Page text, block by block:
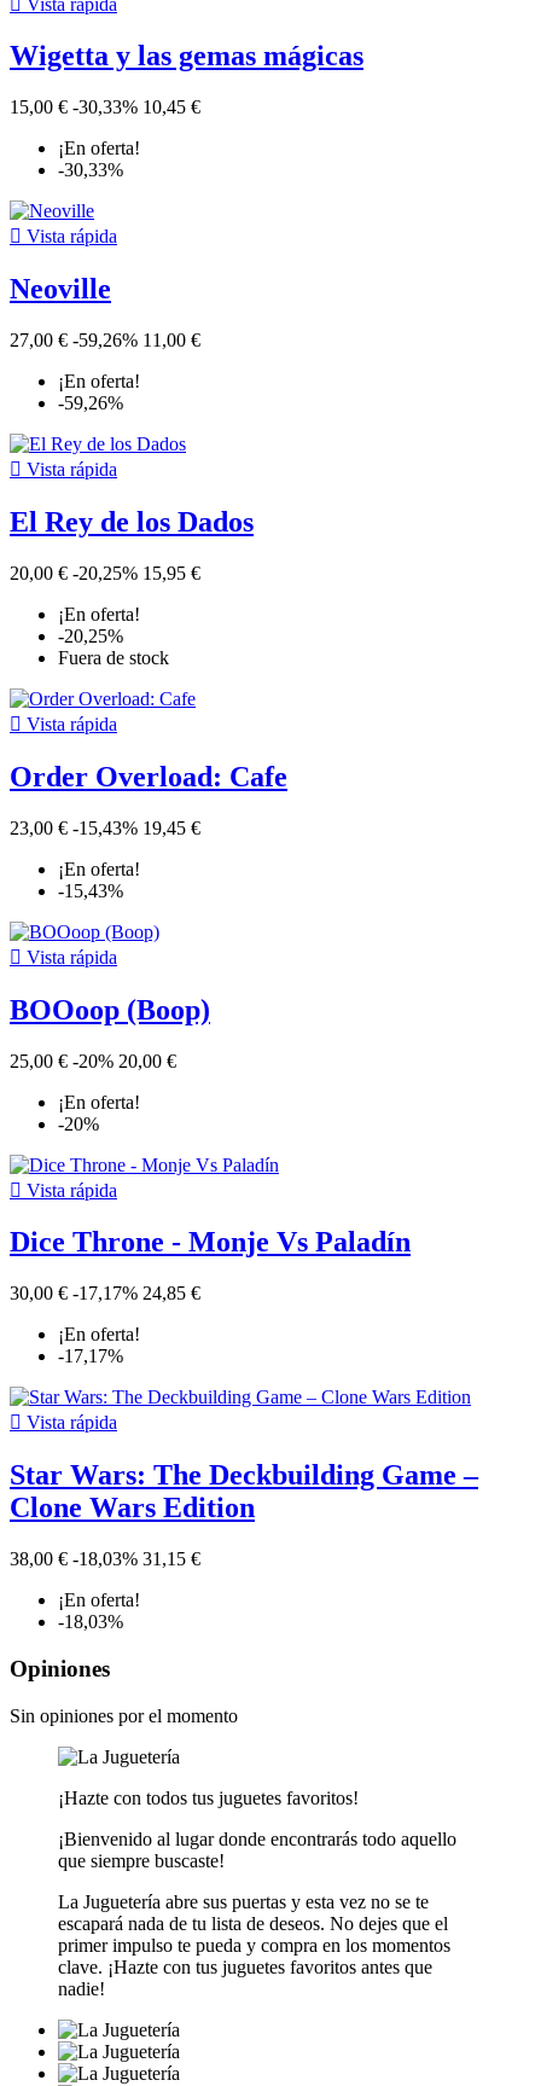
Wigetta y las gemas mágicas
15,00 € -30,33% 10,45 €
¡En oferta!
-30,33%
 Vista rápida
Neoville
27,00 € -59,26% 11,00 €
¡En oferta!
-59,26%
 Vista rápida
El Rey de los Dados
20,00 € -20,25% 15,95 €
¡En oferta!
-20,25%
Fuera de stock
 Vista rápida
Order Overload: Cafe
23,00 € -15,43% 19,45 €
¡En oferta!
-15,43%
 Vista rápida
BOOoop (Boop)
25,00 € -20% 20,00 €
¡En oferta!
-20%
 Vista rápida
Dice Throne - Monje Vs Paladín
30,00 € -17,17% 24,85 €
¡En oferta!
-17,17%
 Vista rápida
Star Wars: The Deckbuilding Game –
Clone Wars Edition
38,00 € -18,03% 31,15 €
¡En oferta!
-18,03%
Opiniones
Sin opiniones por el momento
¡Hazte con todos tus juguetes favoritos!
¡Bienvenido al lugar donde encontrarás todo aquello
que siempre buscaste!
La Juguetería abre sus puertas y esta vez no se te
escapará nada de tu lista de deseos. No dejes que el
primer impulso te pueda y compra en los momentos
clave. ¡Hazte con tus juguetes favoritos antes que
nadie!